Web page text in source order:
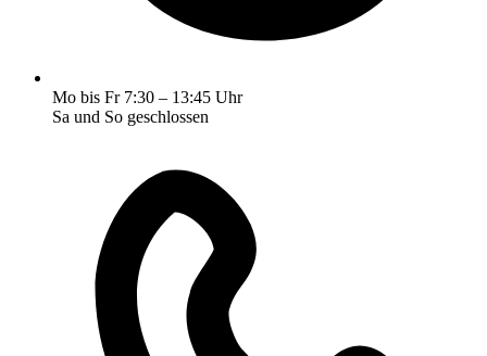
Mo bis Fr 7:30 – 13:45 Uhr
Sa und So geschlossen